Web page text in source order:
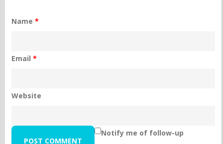
Name*
Email*
Website
Notify me of follow-up